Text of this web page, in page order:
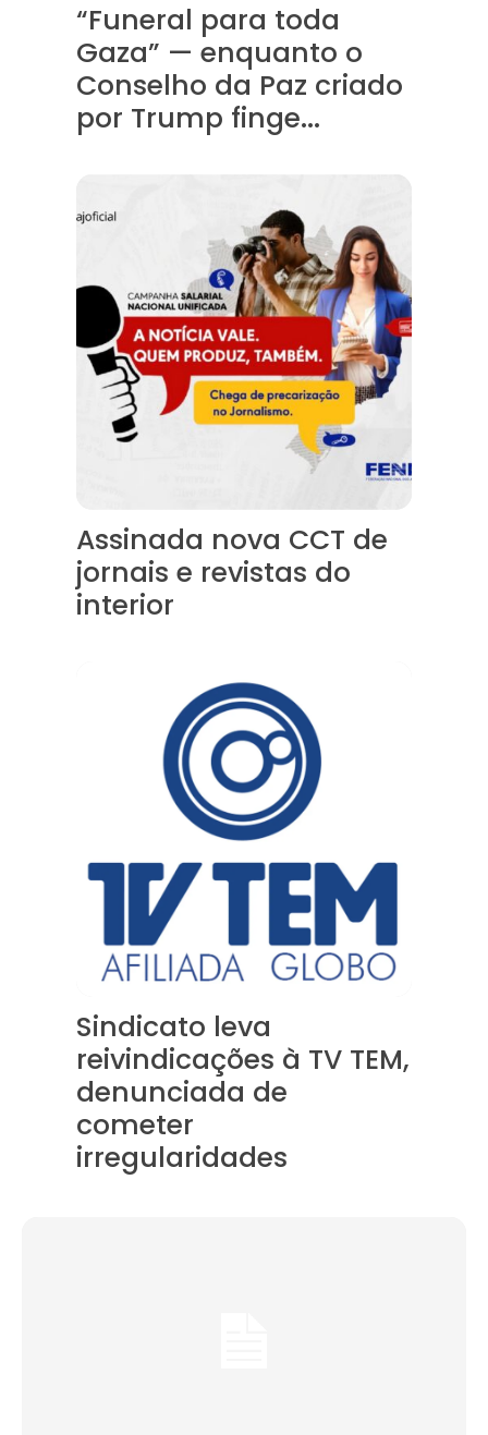
“Funeral para toda
Gaza” — enquanto o
Conselho da Paz criado
por Trump finge...
Assinada nova CCT de
jornais e revistas do
interior
Sindicato leva
reivindicações à TV TEM,
denunciada de
cometer
irregularidades